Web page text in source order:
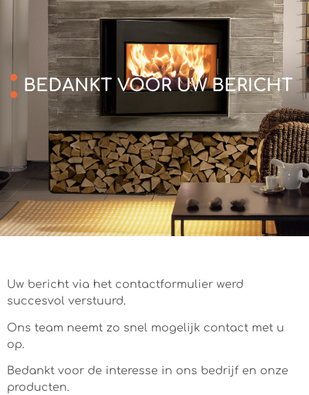
BEDANKT VOOR UW BERICHT
Uw bericht via het contactformulier werd
succesvol verstuurd.
Ons team neemt zo snel mogelijk contact met u
op.
Bedankt voor de interesse in ons bedrijf en onze
producten.